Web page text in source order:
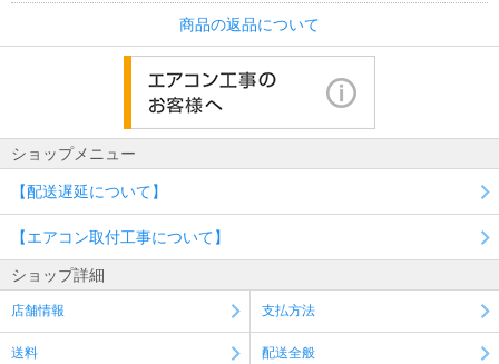
商品の返品について
ショップメニュー
【配送遅延について】
【エアコン取付工事について】
ショップ詳細
店舗情報 支払方法
送料 配送全般